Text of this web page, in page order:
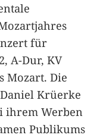
für
A-Dur, KV
Mozart. Die
Krüerke
ihrem Werben
Publikums